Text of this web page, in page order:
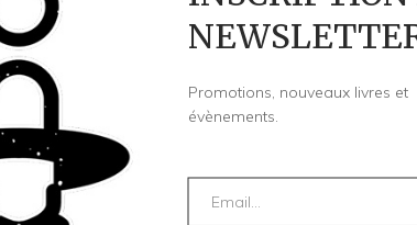
Jorge Gonzalez
30,00
Jorge González fait partie de la nouvelle génération
grands auteurs de ce pays : Alberto Breccia, Carlos…
Promotions, nouveaux livres et
évènements.